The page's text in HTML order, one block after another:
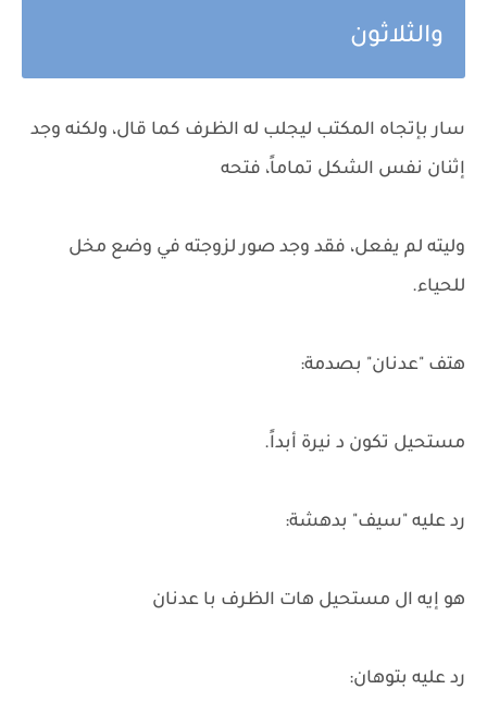
والثلاثون
سار بإتجاه المكتب ليجلب له الظرف كما قال، ولكنه وجد
إثنان نفس الشكل تماماً، فتحه
وليته لم يفعل، فقد وجد صور لزوجته في وضع مخل
للحياء.
هتف "عدنان" بصدمة:
مستحيل تكون د نيرة أبداً.
رد عليه "سيف" بدهشة:
هو إيه ال مستحيل هات الظرف با عدنان
رد عليه بتوهان: